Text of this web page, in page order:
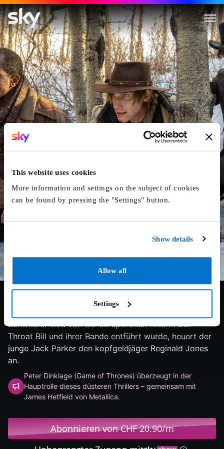
This website uses cookies
More information and settings on the subject of cookies
can be found by pressing the "Settings" button.
Show details
Allow all
Settings
The Thicket - Jagd auf Cut
6/10 2024 101 min Action
Schwester Lula von der skrupellosen Killerin Cut
Throat Bill und ihrer Bande entführt wurde, heuert der
junge Jack Parker den kopfgeldjäger Reginald Jones
an.
Peter Dinklage (Game of Thrones) überzeugt in der
Hauptrolle dieses düsteren Thrillers – gemeinsam mit
James Hetfield von Metallica.
Abonnieren von CHF 20.90/m